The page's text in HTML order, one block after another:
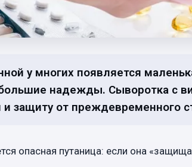
у многих появляется
надежды. Сыворотка с
и защиту от преждевременного
опасная путаница: если она